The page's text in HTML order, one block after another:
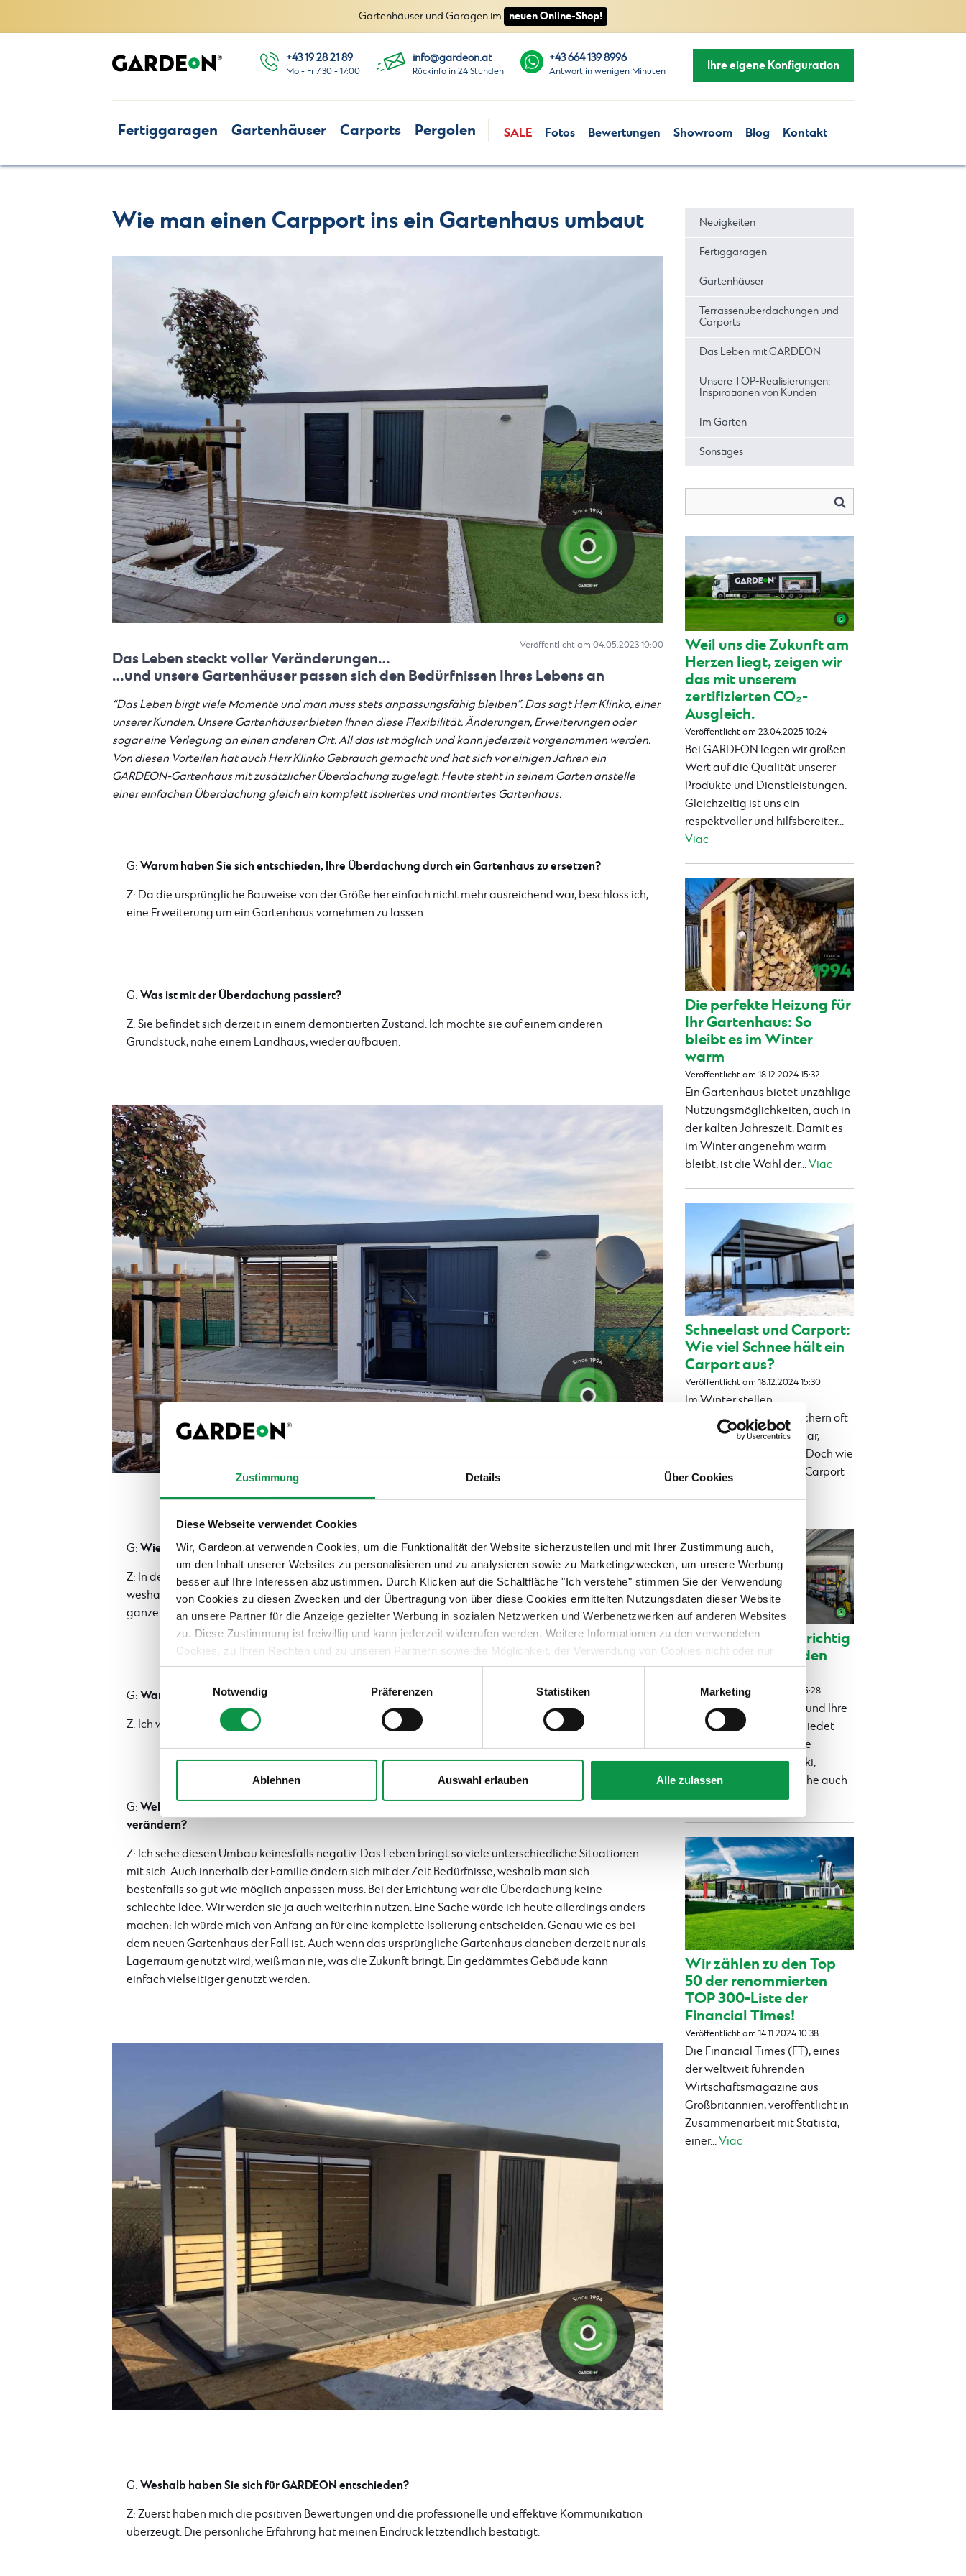
Zustimmung Details Über Cookies
Diese Webseite verwendet Cookies
Wir, Gardeon.at verwenden Cookies, um die Funktionalität der Website sicherzustellen und mit Ihrer Zustimmung auch,
um den Inhalt unserer Websites zu personalisieren und zu analysieren sowie zu Marketingzwecken, um unsere Werbung
besser auf Ihre Interessen abzustimmen. Durch Klicken auf die Schaltfläche "Ich verstehe" stimmen Sie der Verwendung
von Cookies zu diesen Zwecken und der Übertragung von über diese Cookies ermittelten Nutzungsdaten dieser Website
an unsere Partner für die Anzeige gezielter Werbung in sozialen Netzwerken und Werbenetzwerken auf anderen Websites
zu. Diese Zustimmung ist freiwillig und kann jederzeit widerrufen werden. Weitere Informationen zu den verwendeten
Cookies, zu Ihren Rechten und zu unseren Partnern sowie die Möglichkeit, der Verwendung von Cookies nicht oder nur
teilweise zuzustimmen, finden Sie unter dem Link „Detaillierte Einstellungen“.
Notwendig
Präferenzen Statistiken Marketing
Ablehnen Auswahl erlauben Alle zulassen
Gartenhäuser und Garagen im neuen Online-Shop!
Ihre eigene Konfiguration
+43 19 28 21 89
Mo - Fr 7:30 - 17:00
info@gardeon.at
Rückinfo in 24 Stunden
+43 664 139 8996
Antwort in wenigen Minuten
Fertiggaragen Gartenhäuser Carports Pergolen SALE Fotos Bewertungen Showroom Blog Kontakt
Wie man einen Carpport ins ein Gartenhaus umbaut
Veröffentlicht am 04.05.2023 10:00
Das Leben steckt voller Veränderungen…
…und unsere Gartenhäuser passen sich den Bedürfnissen Ihres Lebens an
“Das Leben birgt viele Momente und man muss stets anpassungsfähig bleiben”. Das sagt Herr Klinko, einer
unserer Kunden. Unsere Gartenhäuser bieten Ihnen diese Flexibilität. Änderungen, Erweiterungen oder
sogar eine Verlegung an einen anderen Ort. All das ist möglich und kann jederzeit vorgenommen werden.
Von diesen Vorteilen hat auch Herr Klinko Gebrauch gemacht und hat sich vor einigen Jahren ein
GARDEON-Gartenhaus mit zusätzlicher Überdachung zugelegt. Heute steht in seinem Garten anstelle
einer einfachen Überdachung gleich ein komplett isoliertes und montiertes Gartenhaus.
G: Warum haben Sie sich entschieden, Ihre Überdachung durch ein Gartenhaus zu ersetzen?
Z: Da die ursprüngliche Bauweise von der Größe her einfach nicht mehr ausreichend war, beschloss ich,
eine Erweiterung um ein Gartenhaus vornehmen zu lassen.
G: Was ist mit der Überdachung passiert?
Z: Sie befindet sich derzeit in einem demontierten Zustand. Ich möchte sie auf einem anderen
Grundstück, nahe einem Landhaus, wieder aufbauen.
G: Wie werden Sie Ihr neues Gartenhaus nutzen? Haben Sie Ideen für den Innenbereich?
Z: In dem neuen Gartenhaus plane ich eine Heimwerkstatt einzurichten. Das ist auch der Grund,
weshalb ich mich für eine Bauweise mit Isolation entschieden habe. So kann ich die Werkstatt das
ganze Jahr hindurch nutzen.
G: Waren Sie mit der vorherigen Überdachung zufrieden?
Z: Ich war von Anfang an zufrieden und bin es auch jetzt. Wir werden sie später als Lagerplatz nutzen.
G: Welchen Rat geben Sie jemanden, der Befürchtungen äußert, eine bestehende Bauvariante zu
verändern?
Z: Ich sehe diesen Umbau keinesfalls negativ. Das Leben bringt so viele unterschiedliche Situationen
mit sich. Auch innerhalb der Familie ändern sich mit der Zeit Bedürfnisse, weshalb man sich
bestenfalls so gut wie möglich anpassen muss. Bei der Errichtung war die Überdachung keine
schlechte Idee. Wir werden sie ja auch weiterhin nutzen. Eine Sache würde ich heute allerdings anders
machen: Ich würde mich von Anfang an für eine komplette Isolierung entscheiden. Genau wie es bei
dem neuen Gartenhaus der Fall ist. Auch wenn das ursprüngliche Gartenhaus daneben derzeit nur als
Lagerraum genutzt wird, weiß man nie, was die Zukunft bringt. Ein gedämmtes Gebäude kann
einfach vielseitiger genutzt werden.
G: Weshalb haben Sie sich für GARDEON entschieden?
Z: Zuerst haben mich die positiven Bewertungen und die professionelle und effektive Kommunikation
überzeugt. Die persönliche Erfahrung hat meinen Eindruck letztendlich bestätigt.
Neuigkeiten
Fertiggaragen
Gartenhäuser
Terrassenüberdachungen und
Carports
Das Leben mit GARDEON
Unsere TOP-Realisierungen:
Inspirationen von Kunden
Im Garten
Sonstiges
Weil uns die Zukunft am
Herzen liegt, zeigen wir
das mit unserem
zertifizierten CO₂-
Ausgleich.
Veröffentlicht am 23.04.2025 10:24
Bei GARDEON legen wir großen
Wert auf die Qualität unserer
Produkte und Dienstleistungen.
Gleichzeitig ist uns ein
respektvoller und hilfsbereiter...
Viac
Die perfekte Heizung für
Ihr Gartenhaus: So
bleibt es im Winter
warm
Veröffentlicht am 18.12.2024 15:32
Ein Gartenhaus bietet unzählige
Nutzungsmöglichkeiten, auch in
der kalten Jahreszeit. Damit es
im Winter angenehm warm
bleibt, ist die Wahl der...Viac
Schneelast und Carport:
Wie viel Schnee hält ein
Carport aus?
Veröffentlicht am 18.12.2024 15:30
Im Winter stellen
Schneemengen auf Dächern oft
eine Herausforderung dar,
besonders für Carports. Doch wie
viel Schneelast hält ein Carport
Ski und Skischuhe richtig
lagern: Tipps für den
Sommerschlaf
Veröffentlicht am 18.12.2024 15:28
Die Skisaison ist vorbei, und Ihre
Skiausrüstung verabschiedet
sich in die wohlverdiente
Sommerpause. Damit Ski,
Snowboard und Skischuhe auch
im nä...Viac
Wir zählen zu den Top
50 der renommierten
TOP 300-Liste der
Financial Times!
Veröffentlicht am 14.11.2024 10:38
Die Financial Times (FT), eines
der weltweit führenden
Wirtschaftsmagazine aus
Großbritannien, veröffentlicht in
Zusammenarbeit mit Statista,
einer...Viac